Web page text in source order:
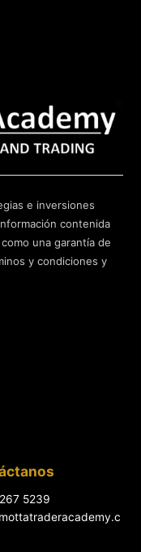
e inversiones
contenida
una garantía de
y condiciones y
5239